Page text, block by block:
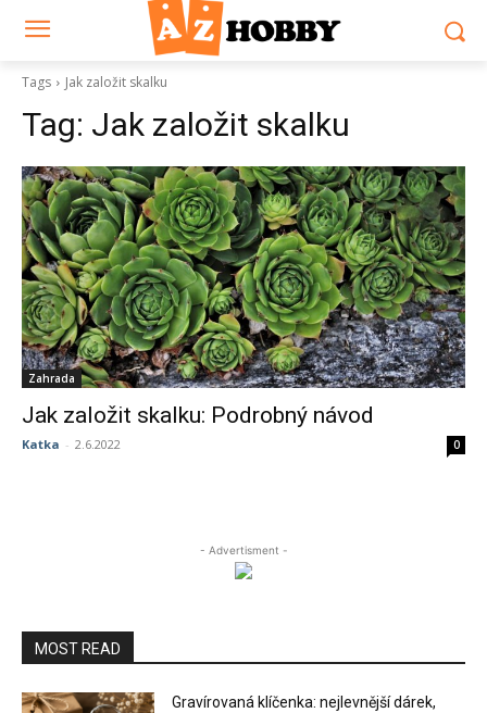
Tags Jak založit skalku
Tag: Jak založit skalku
Zahrada
Jak založit skalku: Podrobný návod
Katka - 2.6.2022 0
- Advertisment -
MOST READ
Gravírovaná klíčenka: nejlevnější dárek,